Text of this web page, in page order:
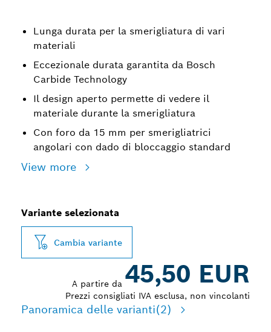
Lunga durata per la smerigliatura di vari
materiali
Eccezionale durata garantita da Bosch
Carbide Technology
Il design aperto permette di vedere il
materiale durante la smerigliatura
Con foro da 15 mm per smerigliatrici
angolari con dado di bloccaggio standard
View more
Variante selezionata
Cambia variante
A partire da 45,50 EUR
Prezzi consigliati IVA esclusa, non vincolanti
Panoramica delle varianti(2)